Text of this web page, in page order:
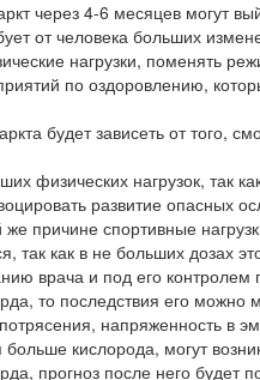
через 4-6 месяцев могут
от человека больших
нагрузки, поменять
по оздоровлению,
будет зависеть от того,
физических нагрузок, так
развитие опасных
же причине спортивные
как в не больших дозах
врача и под его контролем
то последствия его
напряженность в
кислорода, могут
прогноз после него